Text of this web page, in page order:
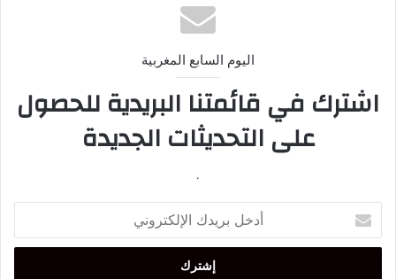
اليوم السابع المغربية
اشترك في قائمتنا البريدية للحصول
على التحديثات الجديدة
.
بريدك
الإلكتروني